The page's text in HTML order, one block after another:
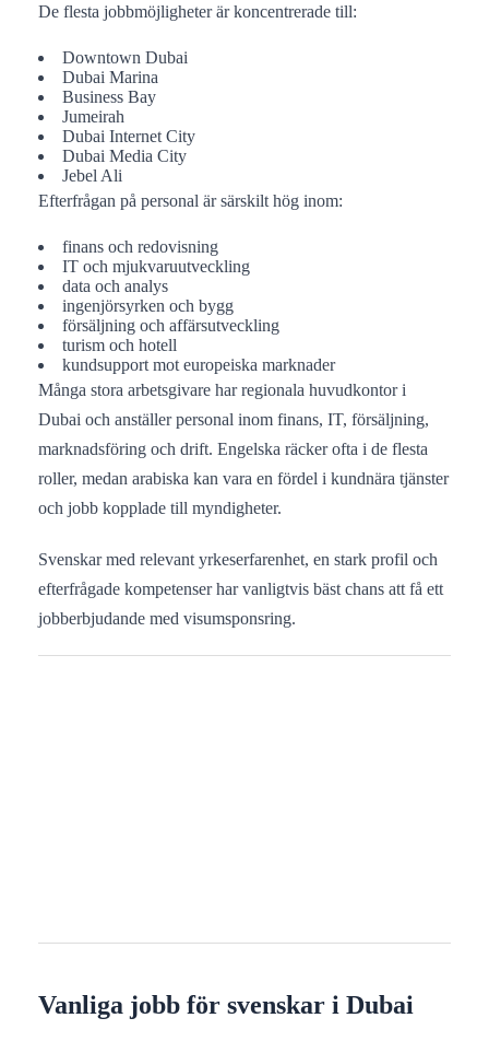
De flesta jobbmöjligheter är koncentrerade till:
Downtown Dubai
Dubai Marina
Business Bay
Jumeirah
Dubai Internet City
Dubai Media City
Jebel Ali
Efterfrågan på personal är särskilt hög inom:
finans och redovisning
IT och mjukvaruutveckling
data och analys
ingenjörsyrken och bygg
försäljning och affärsutveckling
turism och hotell
kundsupport mot europeiska marknader
Många stora arbetsgivare har regionala huvudkontor i
Dubai och anställer personal inom finans, IT, försäljning,
marknadsföring och drift. Engelska räcker ofta i de flesta
roller, medan arabiska kan vara en fördel i kundnära tjänster
och jobb kopplade till myndigheter.
Svenskar med relevant yrkeserfarenhet, en stark profil och
efterfrågade kompetenser har vanligtvis bäst chans att få ett
jobberbjudande med visumsponsring.
Vanliga jobb för svenskar i Dubai